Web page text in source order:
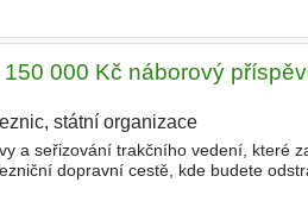
000 Kč náborový
státní organizace
a seřizování trakčního vedení, které
dopravní cestě, kde budete